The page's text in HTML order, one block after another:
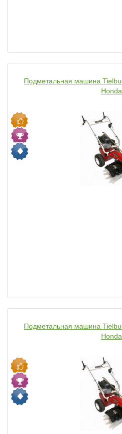
Подметальная машина
Honda
Подметальная машина
Honda